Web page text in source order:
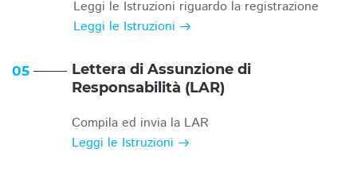
Leggi le Istruzioni riguardo la registrazione
Leggi le Istruzioni
05
Lettera di Assunzione di
Responsabilità (LAR)
Compila ed invia la LAR
Leggi le Istruzioni